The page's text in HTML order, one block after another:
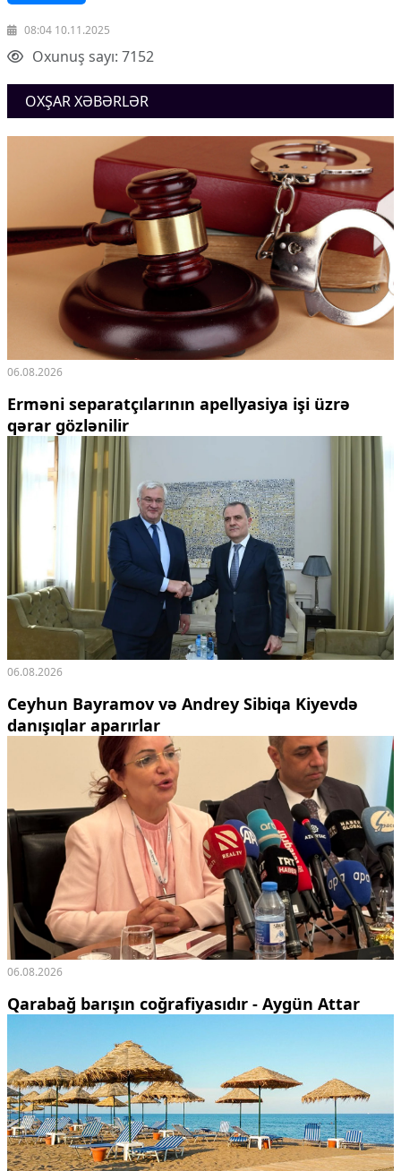
08:04 10.11.2025
Oxunuş sayı: 7152
OXŞAR XƏBƏRLƏR
06.08.2026
Erməni separatçılarının apellyasiya işi üzrə
qərar gözlənilir
06.08.2026
Ceyhun Bayramov və Andrey Sibiqa Kiyevdə
danışıqlar aparırlar
06.08.2026
Qarabağ barışın coğrafiyasıdır - Aygün Attar